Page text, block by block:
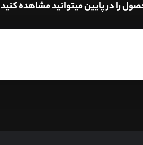
را در پایین میتوانید مشاهده کنید